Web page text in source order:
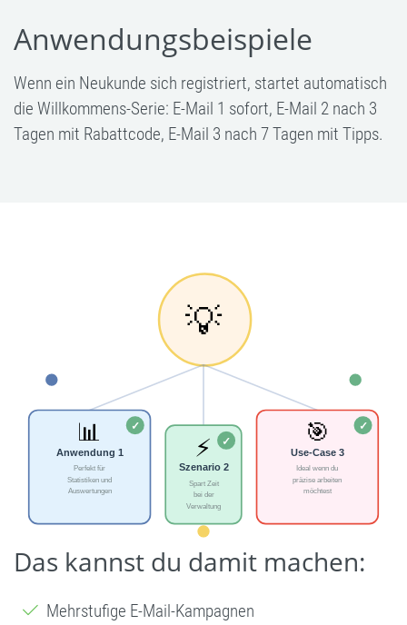
Anwendungsbeispiele
Wenn ein Neukunde sich registriert, startet automatisch
die Willkommens-Serie: E-Mail 1 sofort, E-Mail 2 nach 3
Tagen mit Rabattcode, E-Mail 3 nach 7 Tagen mit Tipps.
Das kannst du damit machen:
Mehrstufige E-Mail-Kampagnen